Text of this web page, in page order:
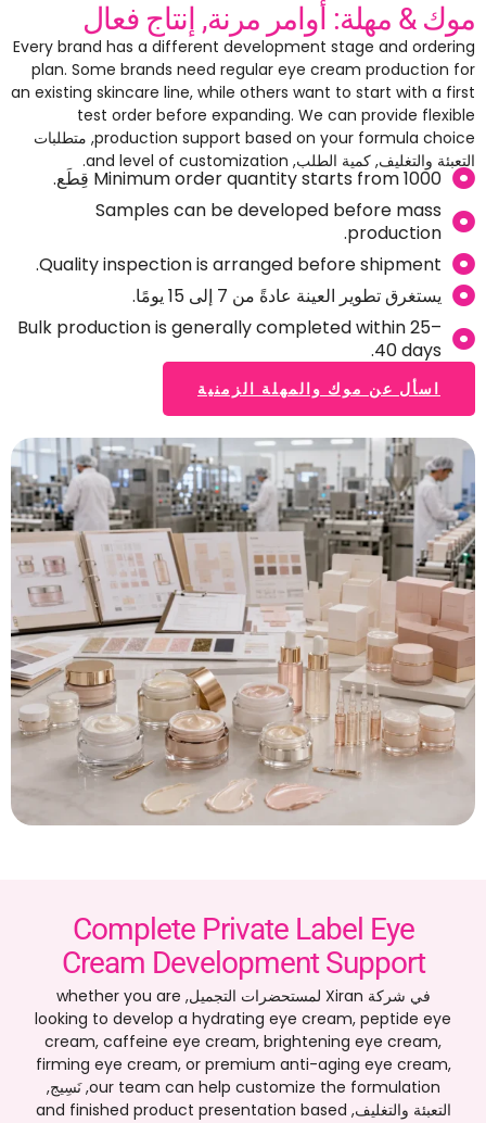
موك & مهلة: أوامر مرنة, إنتاج فعال
Every brand has a different development stage and ordering
plan .Some brands need regular eye cream production for
an existing skincare line ,while others want to start with a first
test order before expanding .We can provide flexible
production support based on your formula choice, متطلبات
التعبئة والتغليف, كمية الطلب,and level of customization
.
Minimum order quantity starts from1000 قِطَع.
Samples can be developed before mass
production
.
Quality inspection is arranged before shipment
.
يستغرق تطوير العينة عادةً من 7 إلى 15 يومًا.
Bulk production is generally completed within 25–
40 days
.
اسأل عن موك والمهلة الزمنية
Complete Private Label Eye
Cream Development Support
في شركة Xiran لمستحضرات التجميل,
whether you are
looking to develop a hydrating eye cream ,peptide eye
cream ,caffeine eye cream ,brightening eye cream
firming eye cream ,or premium anti-aging eye cream
our team can help customize the formulation, نَسِيج,
التعبئة والتغليف,and finished product presentation based